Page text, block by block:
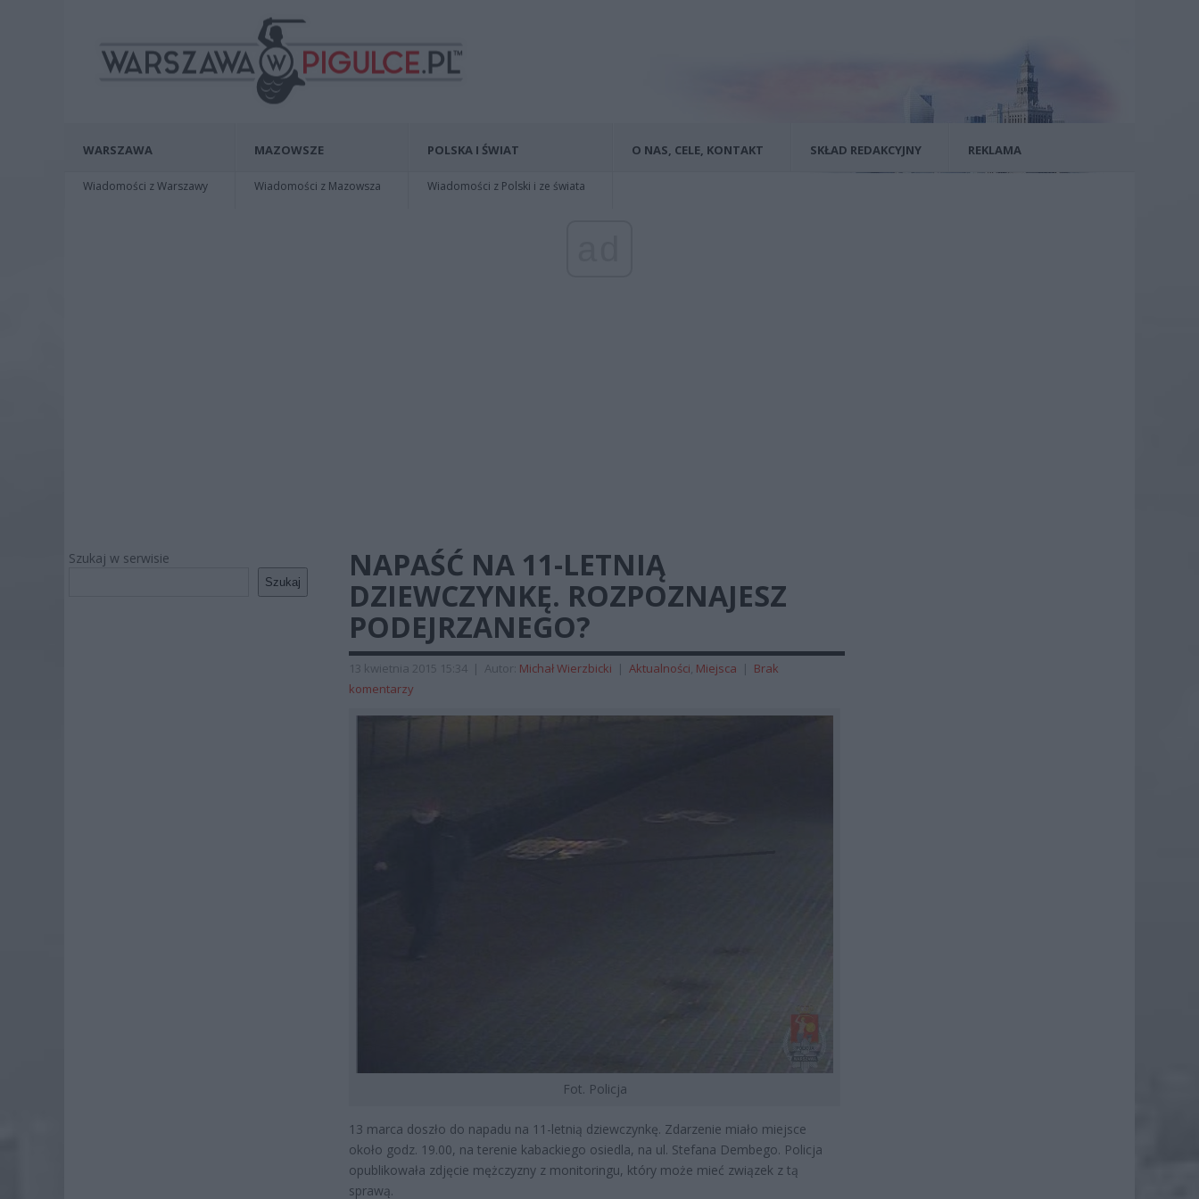
WARSZAWA
Wiadomości z Warszawy
MAZOWSZE
Wiadomości z Mazowsza
POLSKA I ŚWIAT
Wiadomości z Polski i ze świata
O NAS, CELE, KONTAKT SKŁAD REDAKCYJNY REKLAMA
Szukaj w serwisie
Szukaj
NAPAŚĆ NA 11-LETNIĄ
DZIEWCZYNKĘ. ROZPOZNAJESZ
PODEJRZANEGO?
13 kwietnia 2015 15:34 | Autor: Michał Wierzbicki | Aktualności Miejsca | Brak
komentarzy
Fot. Policja
13 marca doszło do napadu na 11-letnią dziewczynkę. Zdarzenie miało miejsce
około godz. 19.00, na terenie kabackiego osiedla, na ul. Stefana Dembego. Policja
opublikowała zdjęcie mężczyzny z monitoringu, który może mieć związek z tą
sprawą.